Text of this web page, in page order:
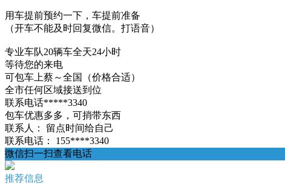
用车提前预约一下，车提前准备
（开车不能及时回复微信。打语音）
专业车队20辆车全天24小时
等待您的来电
可包车上蔡～全国（价格合适）
全市任何区域接送到位
联系电话*****3340
包车优惠多多，可捎带东西
联系人：
留点时间给自己
联系电话：
155****3340
微信扫一扫查看电话
推荐信息